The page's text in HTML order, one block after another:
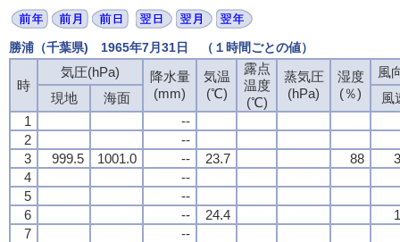
勝浦（千葉県) 1965年7月31日 （１時間ごとの値）
時
気圧(hPa)
降水量
(mm)
気温
(℃)
露点
温度
(℃)
蒸気圧
(hPa)
湿度
(％)
風
現地
海面
風
1
--
2
--
3
999.5 1001.0 -- 23.7 88
4
--
5
--
6
-- 24.4
7
--